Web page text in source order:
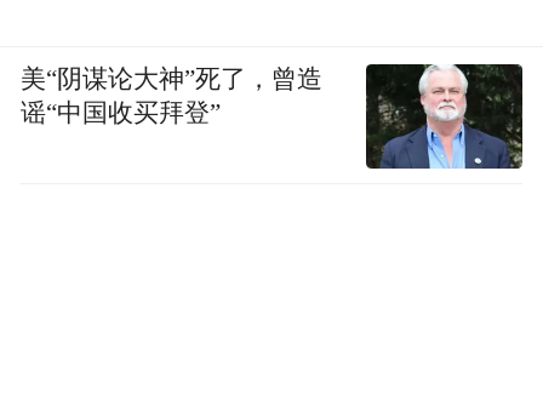
美“阴谋论大神”死了，曾造
谣“中国收买拜登”